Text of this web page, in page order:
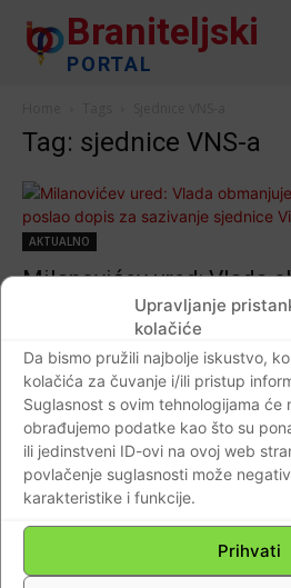
Upravljanje
kolačiće
Da bismo pružili najbolje iskustvo,
kolačića za čuvanje i/ili pristup
Suglasnost s ovim tehnologijama će
obrađujemo podatke kao što su
ili jedinstveni ID-ovi na ovoj web
povlačenje suglasnosti može
karakteristike i funkcije.
Prihvati
Braniteljski
PORTAL
Tag: sjednice VNS-a
AKTUALNO
Milanovićev ured: Vlada
Plenković nije poslao
sjednice Vijeća za
Braniteljski portal - 08.11.2020
Impressum Kontaktirajte nas